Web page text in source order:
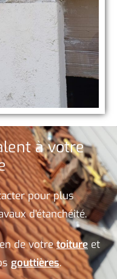
à votre
pour plus
d’étanchéité.
de votretoiture et
gouttières.